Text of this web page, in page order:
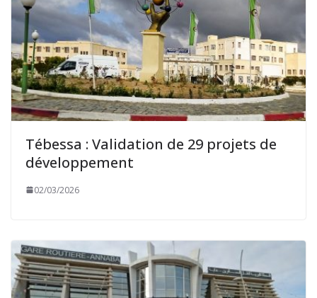
Tébessa : Validation de 29 projets de
développement
02/03/2026